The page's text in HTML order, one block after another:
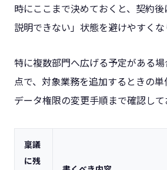
時にここまで決めておくと、契約
説明できない」状態を避けやすくな
特に複数部門へ広げる予定がある
点で、対象業務を追加するときの単
データ権限の変更手順まで確認して
稟議
に残